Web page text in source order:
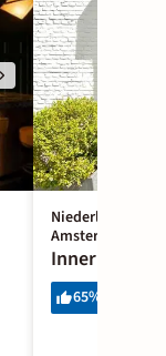
Niederlande ·
Amsterdam
Inner
65%